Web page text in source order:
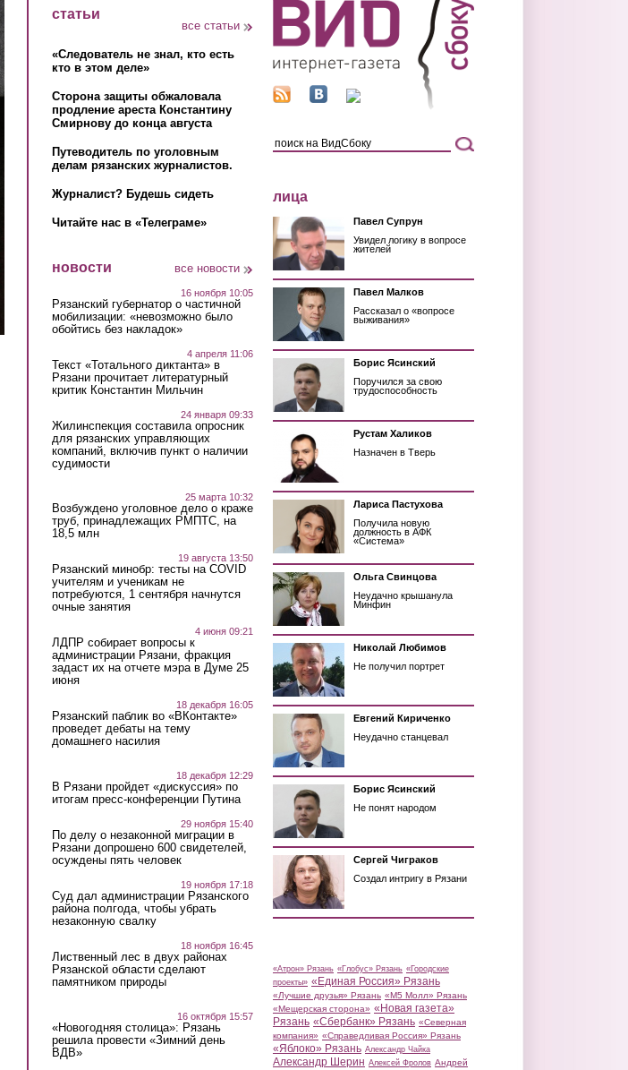
статьи
все статьи
«Следователь не знал, кто есть
кто в этом деле»
Сторона защиты обжаловала
продление ареста Константину
Смирнову до конца августа
Путеводитель по уголовным
делам рязанских журналистов.
Журналист? Будешь сидеть
Читайте нас в «Телеграме»
новости все новости
16 ноября 10:05
Рязанский губернатор о частичной
мобилизации: «невозможно было
обойтись без накладок»
4 апреля 11:06
Текст «Тотального диктанта» в
Рязани прочитает литературный
критик Константин Мильчин
24 января 09:33
Жилинспекция составила опросник
для рязанских управляющих
компаний, включив пункт о наличии
судимости
25 марта 10:32
Возбуждено уголовное дело о краже
труб, принадлежащих РМПТС, на
18,5 млн
19 августа 13:50
Рязанский минобр: тесты на COVID
учителям и ученикам не
потребуются, 1 сентября начнутся
очные занятия
4 июня 09:21
ЛДПР собирает вопросы к
администрации Рязани, фракция
задаст их на отчете мэра в Думе 25
июня
18 декабря 16:05
Рязанский паблик во «ВКонтакте»
проведет дебаты на тему
домашнего насилия
18 декабря 12:29
В Рязани пройдет «дискуссия» по
итогам пресс-конференции Путина
29 ноября 15:40
По делу о незаконной миграции в
Рязани допрошено 600 свидетелей,
осуждены пять человек
19 ноября 17:18
Суд дал администрации Рязанского
района полгода, чтобы убрать
незаконную свалку
18 ноября 16:45
Лиственный лес в двух районах
Рязанской области сделают
памятником природы
16 октября 15:57
«Новогодняя столица»: Рязань
решила провести «Зимний день
ВДВ»
лица
Павел Супрун
Увидел логику в вопросе
жителей
Павел Малков
Рассказал о «вопросе
выживания»
Борис Ясинский
Поручился за свою
трудоспособность
Рустам Халиков
Назначен в Тверь
Лариса Пастухова
Получила новую
должность в АФК
«Система»
Ольга Свинцова
Неудачно крышанула
Минфин
Николай Любимов
Не получил портрет
Евгений Кириченко
Неудачно станцевал
Борис Ясинский
Не понят народом
Сергей Чиграков
Создал интригу в Рязани
«Атрон» Рязань «Глобус» Рязань «Городские
проекты» «Единая Россия» Рязань
«Лучшие друзья» Рязань «М5 Молл» Рязань
«Мещерская сторона» «Новая газета»
Рязань «Сбербанк» Рязань «Северная
компания» «Справедливая Россия» Рязань
«Яблоко» Рязань Александр Чайка
Александр Шерин Алексей Фролов Андрей